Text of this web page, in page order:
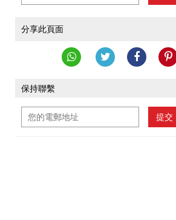
分享此頁面
保持聯繫
提交